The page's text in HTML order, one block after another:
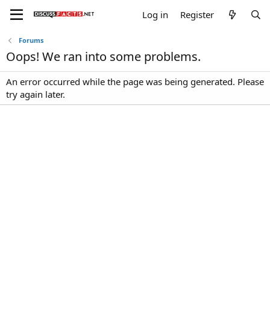
Log in Register
Forums
Oops! We ran into some problems.
An error occurred while the page was being generated. Please
try again later.